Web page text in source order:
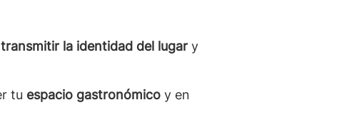
la identidad del lugar y
tu espacio gastronómico y en